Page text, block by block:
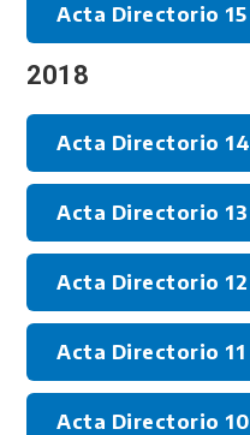
Acta Directorio 15
2018
Acta Directorio 14
Acta Directorio 13
Acta Directorio 12
Acta Directorio 11
Acta Directorio 10